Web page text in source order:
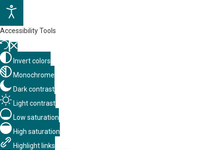
Accessibility Tools
Invert colors
Monochrome
Dark contrast
Light contrast
Low saturation
High saturation
Highlight links